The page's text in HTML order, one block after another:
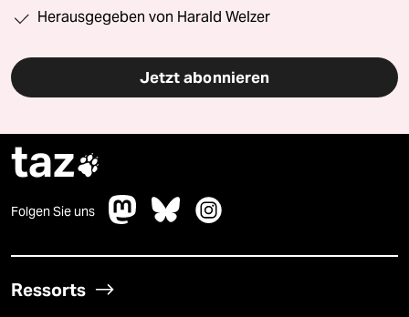
Herausgegeben von Harald Welzer
Jetzt abonnieren
taz
Folgen Sie uns
Ressorts